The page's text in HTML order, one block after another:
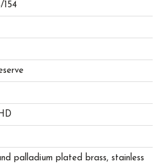
154
palladium plated brass, stainless